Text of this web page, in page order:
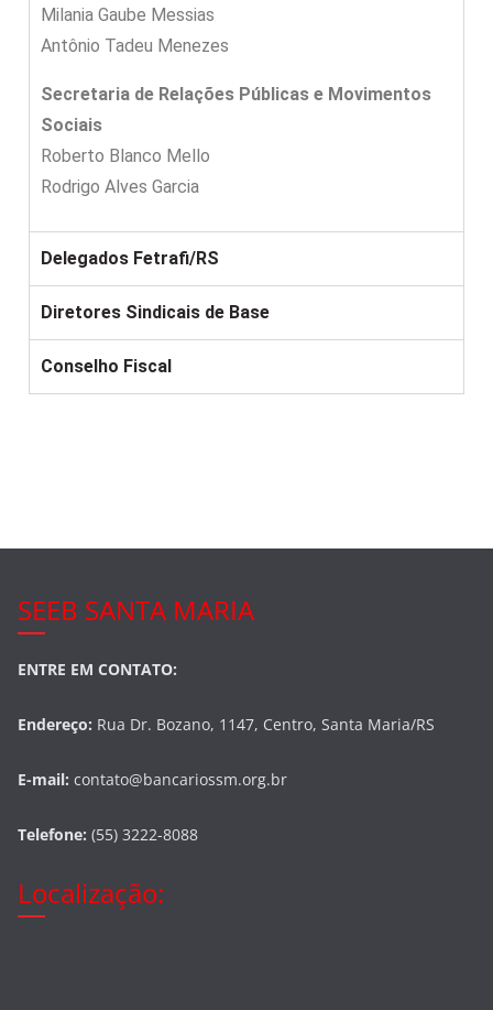
Milania Gaube Messias
Antônio Tadeu Menezes
Secretaria de Relações Públicas e Movimentos
Sociais
Roberto Blanco Mello
Rodrigo Alves Garcia
Delegados Fetrafi/RS
Diretores Sindicais de Base
Conselho Fiscal
SEEB SANTA MARIA
ENTRE EM CONTATO:
Endereço: Rua Dr. Bozano, 1147, Centro, Santa Maria/RS
E-mail: contato@bancariossm.org.br
Telefone: (55) 3222-8088
Localização: